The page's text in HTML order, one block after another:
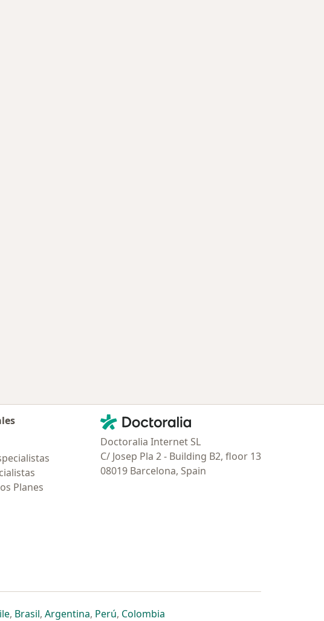
Planes
Contacto
Doctoralia - Página de inicio
Doctoralia Internet SL
C/ Josep Pla 2 - Building B2, floor 13
08019 Barcelona, Spain
nueva pestaña
en una nueva pestaña
se abre en una nueva pestaña
, Brasilse abre en una nueva pestaña
, Argentinase abre en una nueva pestaña
, Perúse abre en una nueva pestaña
, Colombiase abre en una nueva pestaña